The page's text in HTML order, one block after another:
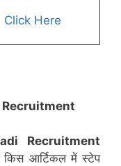
Click Here
Recruitment
किस आर्टिकल में स्टेप